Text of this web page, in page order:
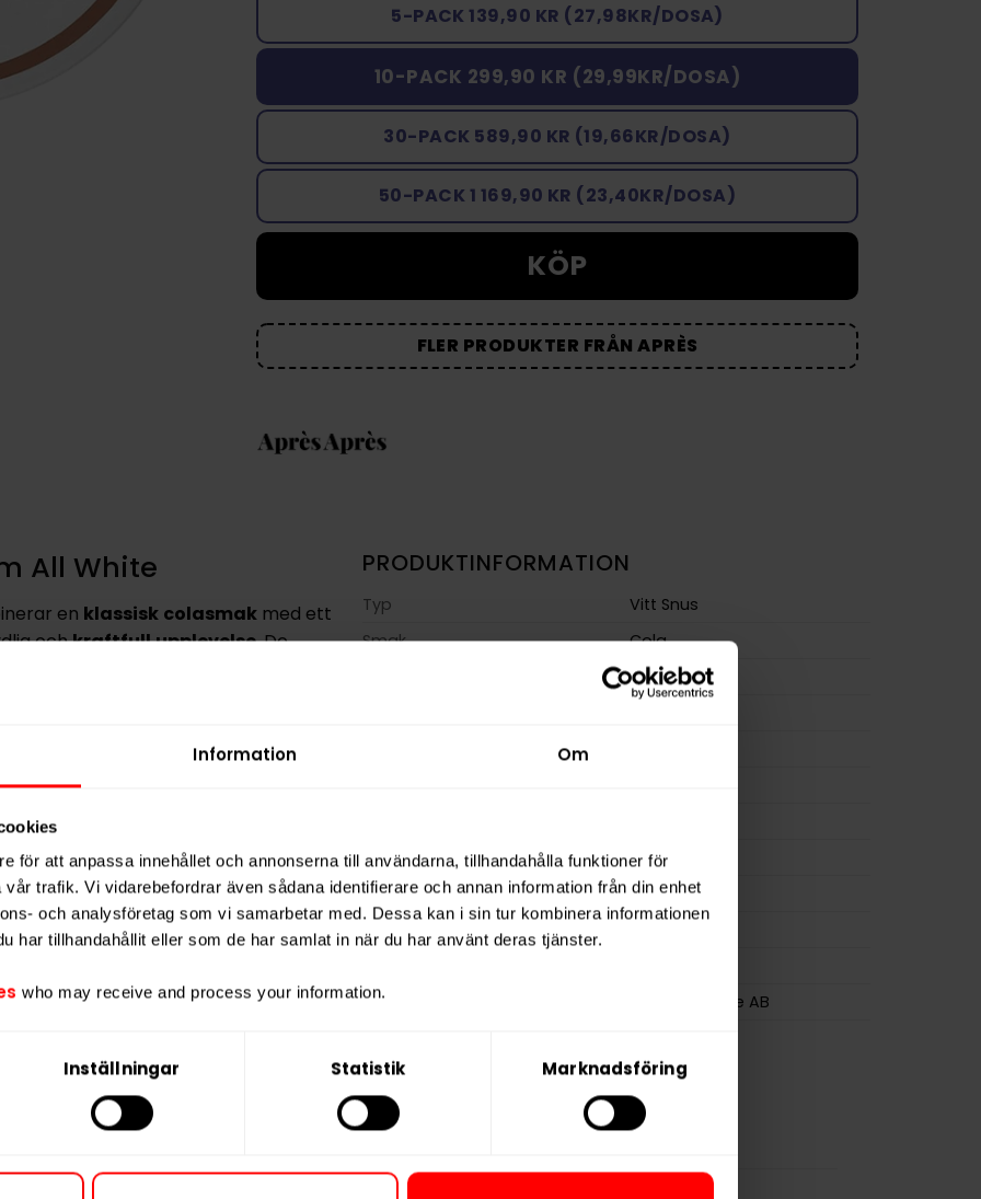
Information Om
för att anpassa innehållet och annonserna till användarna, tillhandahålla funktioner för
trafik. Vi vidarebefordrar även sådana identifierare och annan information från din enhet
och analysföretag som vi samarbetar med. Dessa kan i sin tur kombinera informationen
har tillhandahållit eller som de har samlat in när du har använt deras tjänster.
who may receive and process your information.
Inställningar Statistik Marknadsföring
5-PACK 139,90 KR (27,98KR/DOSA)
10-PACK 299,90 KR (29,99KR/DOSA)
30-PACK 589,90 KR (19,66KR/DOSA)
50-PACK 1 169,90 KR (23,40KR/DOSA)
KÖP
FLER PRODUKTER FRÅN APRÈS
All White
en klassisk colasmakmed ett
ochkraftfullupplevelse. De
och är utformade för att kännas
kategorin
extra starkoch
AB tillverkas Cola Extra Strong i
material –ettmoderntoch
hög styrka med ren smak i all
PRODUKTINFORMATION
Typ
Vitt Snus
Smak
Cola
Slim
Vikt per dosa
11 g
Portioner per dosa
20
Vikt per portion
Tillverkare
Après Nicotine AB